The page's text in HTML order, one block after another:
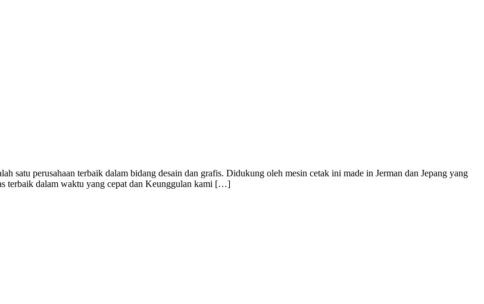
satu perusahaan terbaik dalam bidang desain dan grafis. Didukung oleh mesin cetak ini made in Jerman dan Jepang yang
terbaik dalam waktu yang cepat dan Keunggulan kami […]